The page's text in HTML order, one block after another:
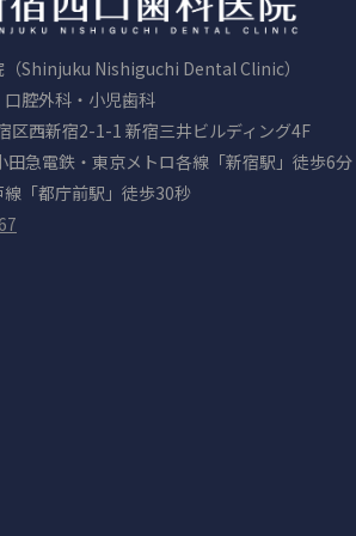
Shinjuku Nishiguchi Dental Clinic）
腔外科・小児歯科
西新宿2-1-1 新宿三井ビルディング4F
田急電鉄・東京メトロ各線「新宿駅」徒歩6分
「都庁前駅」徒歩30秒